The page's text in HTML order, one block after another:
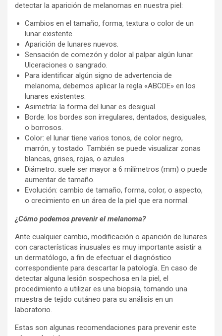
detectar la aparición de melanomas en nuestra piel:
Cambios en el tamaño, forma, textura o color de un
lunar existente.
Aparición de lunares nuevos.
Sensación de comezón y dolor al palpar algún lunar.
Ulceraciones o sangrado.
Para identificar algún signo de advertencia de
melanoma, debemos aplicar la regla «ABCDE» en los
lunares existentes:
Asimetría: la forma del lunar es desigual.
Borde: los bordes son irregulares, dentados, desiguales,
o borrosos.
Color: el lunar tiene varios tonos, de color negro,
marrón, y tostado. También se puede visualizar zonas
blancas, grises, rojas, o azules.
Diámetro: suele ser mayor a 6 milímetros (mm) o puede
aumentar de tamaño.
Evolución: cambio de tamaño, forma, color, o aspecto,
o crecimiento en un área de la piel que era normal.
¿Cómo podemos prevenir el melanoma?
Ante cualquier cambio, modificación o aparición de lunares
con características inusuales es muy importante asistir a
un dermatólogo, a fin de efectuar el diagnóstico
correspondiente para descartar la patología. En caso de
detectar alguna lesión sospechosa en la piel, el
procedimiento a utilizar es una biopsia, tomando una
muestra de tejido cutáneo para su análisis en un
laboratorio.
Estas son algunas recomendaciones para prevenir este